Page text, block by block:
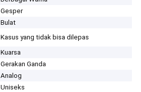
Gesper
Bulat
Kasus yang tidak bisa dilepas
Kuarsa
Gerakan Ganda
Analog
Uniseks